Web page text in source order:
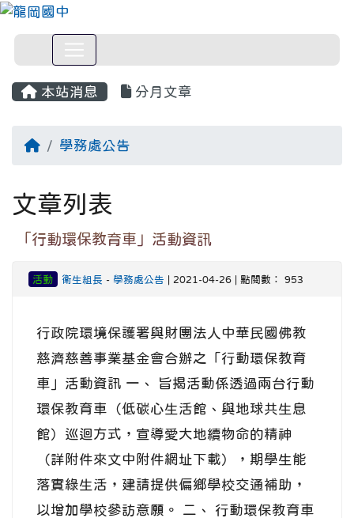
本站消息 分月文章
回首頁學務處公告
文章列表
「行動環保教育車」活動資訊
活動 衛生組長 - 學務處公告 | 2021-04-26 | 點閱數： 953
行政院環境保護署與財團法人中華民國佛教
慈濟慈善事業基金會合辦之「行動環保教育
車」活動資訊 一、 旨揭活動係透過兩台行動
環保教育車（低碳心生活館、與地球共生息
館）巡迴方式，宣導愛大地續物命的精神
（詳附件來文中附件網址下載），期學生能
落實綠生活，建請提供偏鄉學校交通補助，
以增加學校參訪意願。 二、 行動環保教育車